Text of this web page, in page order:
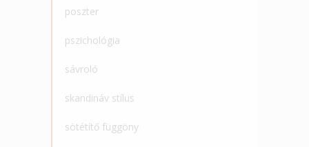
poszter
pszichológia
sávroló
skandináv stílus
sötétítő függöny